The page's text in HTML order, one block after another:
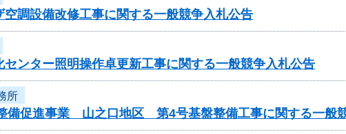
空調設備改修工事に関する一般競争入札公告
センター照明操作卓更新工事に関する一般競争入札公告
所
備促進事業 山之口地区 第4号基盤整備工事に関する一般